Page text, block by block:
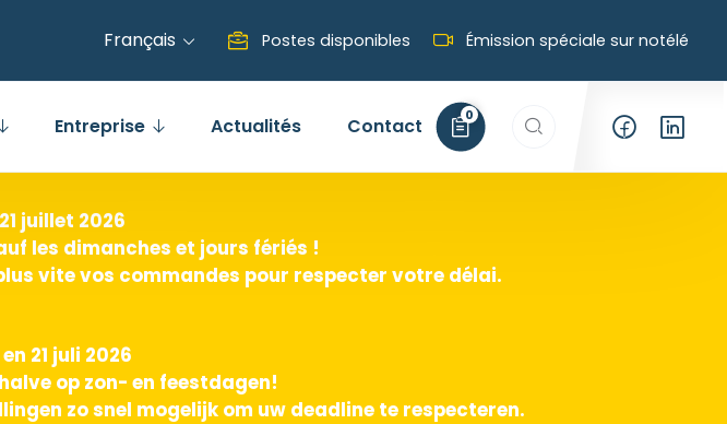
Français Postes disponibles Émission spéciale sur notélé
Entreprise Actualités Contact 0 Rechercher…
juillet 2026
les dimanches et jours fériés !
vite vos commandes pour respecter votre délai.
21 juli 2026
op zon- en feestdagen!
zo snel mogelijk om uw deadline te respecteren.